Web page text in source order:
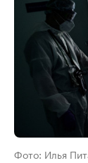
Фото: Илья